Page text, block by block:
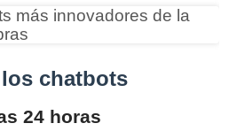
chatbots
24 horas